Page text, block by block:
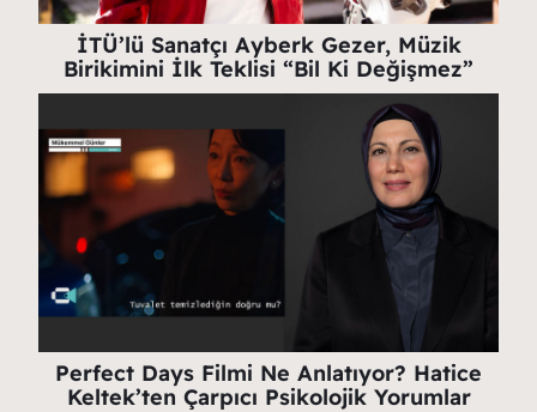
İTÜ’lü Sanatçı Ayberk Gezer, Müzik
Birikimini İlk Teklisi “Bil Ki Değişmez”
Perfect Days Filmi Ne Anlatıyor? Hatice
Keltek’ten Çarpıcı Psikolojik Yorumlar